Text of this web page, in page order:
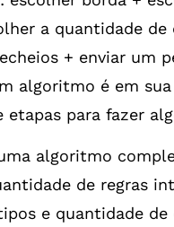
a quantidade de
+ enviar um
algoritmo é em sua
etapas para fazer
algoritmo
de regras
e quantidade de